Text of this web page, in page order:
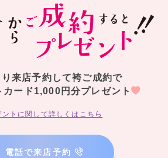
来店予約して袴ご成約で
ード1,000円分プレゼント
トに関して詳しくはこちら
電話で来店予約